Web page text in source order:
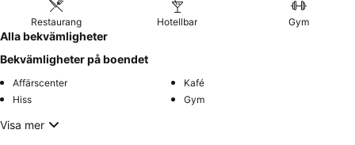
Restaurang Hotellbar Gym
Alla bekvämligheter
Bekvämligheter på boendet
Affärscenter
Kafé
Hiss
Gym
Visa mer